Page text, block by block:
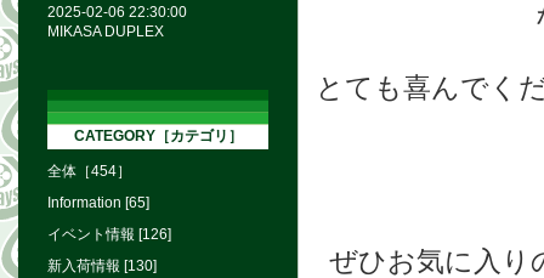
とても喜んでく
ぜひお気に入り
2025-02-06 22:30:00
MIKASA DUPLEX
CATEGORY［カテゴリ］
全体［454］
Information [65]
イベント情報 [126]
新入荷情報 [130]